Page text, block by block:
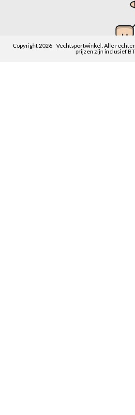
Copyright 2026 - Vechtsportwinkel. Alle
prijzen zijn inclusief